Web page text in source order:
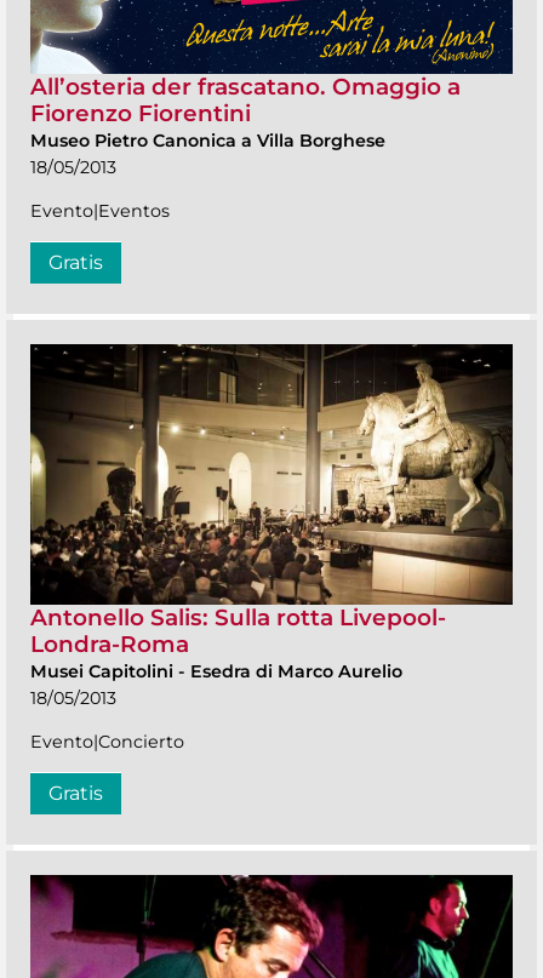
All’osteria der frascatano. Omaggio a
Fiorenzo Fiorentini
Museo Pietro Canonica a Villa Borghese
18/05/2013
Evento|Eventos
Gratis
Antonello Salis: Sulla rotta Livepool-
Londra-Roma
Musei Capitolini - Esedra di Marco Aurelio
18/05/2013
Evento|Concierto
Gratis